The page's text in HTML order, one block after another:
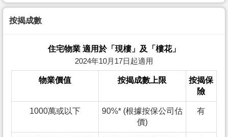
按揭成數
住宅物業 適用於「現樓」及「樓花」
2024年10月17日起適用
物業價值 按揭成數上限
按揭保
險
1000萬或以下
90%* (根據按保公司估
價)
有